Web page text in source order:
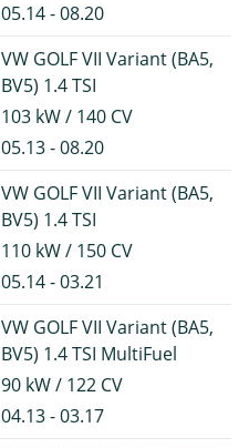
05.14 - 08.20
VW GOLF VII Variant (BA5,
BV5) 1.4 TSI
103 kW / 140 CV
05.13 - 08.20
VW GOLF VII Variant (BA5,
BV5) 1.4 TSI
110 kW / 150 CV
05.14 - 03.21
VW GOLF VII Variant (BA5,
BV5) 1.4 TSI MultiFuel
90 kW / 122 CV
04.13 - 03.17